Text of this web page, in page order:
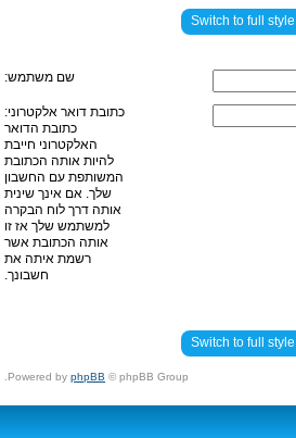
Switch to full style
שם משתמש:
כתובת דואר אלקטרוני:
כתובת הדואר
האלקטרוני חייבת
להיות אותה הכתובת
המשותפת עם החשבון
שלך. אם אינך שינית
אותה דרך לוח הבקרה
למשתמש שלך אז זו
אותה הכתובת אשר
רשמת איתה את
חשבונך.
Switch to full style
Powered by phpBB © phpBB Group.